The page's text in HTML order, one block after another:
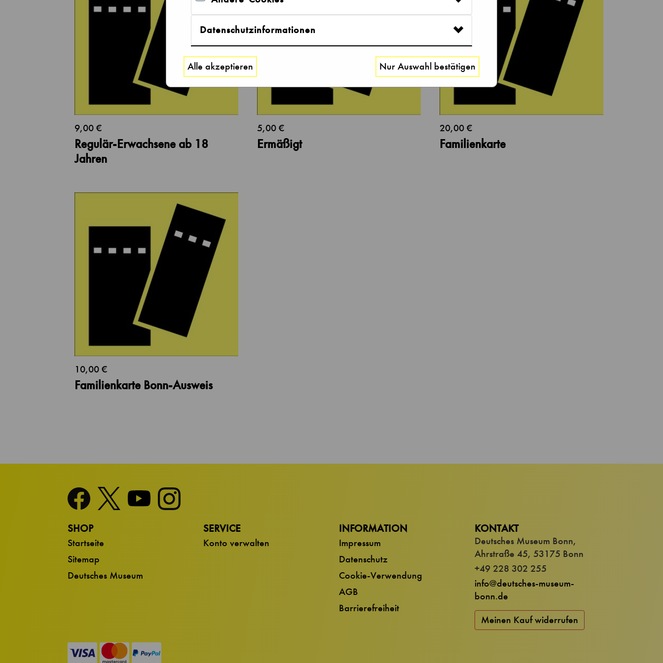
Datenschutzinformationen
Alle akzeptieren Nur Auswahl bestätigen
9,00 €
Regulär-Erwachsene ab 18
Jahren
5,00 €
Ermäßigt
20,00 €
Familienkarte
10,00 €
Familienkarte Bonn-Ausweis
SHOP
Startseite
Sitemap
Deutsches Museum
SERVICE
Konto verwalten
INFORMATION
Impressum
Datenschutz
Cookie-Verwendung
AGB
Barrierefreiheit
KONTAKT
Deutsches Museum Bonn,
Ahrstraße 45, 53175 Bonn
+49 228 302 255
info@deutsches-museum-
bonn.de
Meinen Kauf widerrufen